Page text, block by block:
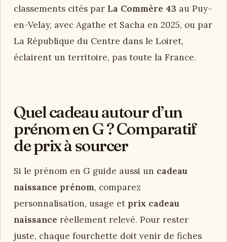
classements cités par La Commère 43 au Puy-
en-Velay, avec Agathe et Sacha en 2025, ou par
La République du Centre dans le Loiret,
éclairent un territoire, pas toute la France.
Quel cadeau autour d’un
prénom en G ? Comparatif
de prix à sourcer
Si le prénom en G guide aussi un cadeau
naissance prénom, comparez
personnalisation, usage et prix cadeau
naissance réellement relevé. Pour rester
juste, chaque fourchette doit venir de fiches